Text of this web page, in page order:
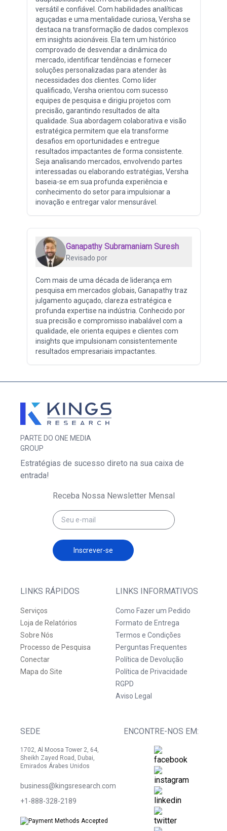
versátil e confiável. Com habilidades analíticas
aguçadas e uma mentalidade curiosa, Versha se
destaca na transformação de dados complexos
em insights acionáveis. Ela tem um histórico
comprovado de desvendar a dinâmica do
mercado, identificar tendências e fornecer
soluções personalizadas para atender às
necessidades dos clientes. Como líder
qualificado, Versha orientou com sucesso
equipes de pesquisa e dirigiu projetos com
precisão, garantindo resultados de alta
qualidade. Sua abordagem colaborativa e visão
estratégica permitem que ela transforme
desafios em oportunidades e entregue
resultados impactantes de forma consistente.
Seja analisando mercados, envolvendo partes
interessadas ou elaborando estratégias, Versha
baseia-se em sua profunda experiência e
conhecimento do setor para impulsionar a
inovação e entregar valor mensurável.
Ganapathy Subramaniam Suresh
Revisado por
Com mais de uma década de liderança em
pesquisa em mercados globais, Ganapathy traz
julgamento aguçado, clareza estratégica e
profunda expertise na indústria. Conhecido por
sua precisão e compromisso inabalável com a
qualidade, ele orienta equipes e clientes com
insights que impulsionam consistentemente
resultados empresariais impactantes.
PARTE DO ONE MEDIA
GROUP
LINKS RÁPIDOS
Serviços
Loja de Relatórios
Sobre Nós
Processo de Pesquisa
Conectar
Mapa do Site
LINKS INFORMATIVOS
Como Fazer um Pedido
Formato de Entrega
Termos e Condições
Perguntas Frequentes
Política de Devolução
Política de Privacidade
RGPD
Aviso Legal
SEDE
1702, Al Moosa Tower 2, 64,
Sheikh Zayed Road, Dubai,
Emirados Árabes Unidos
business@kingsresearch.com
+1-888-328-2189
ENCONTRE-NOS EM:
Estratégias de sucesso direto na sua caixa de
entrada!
Receba Nossa Newsletter Mensal
Inscrever-se